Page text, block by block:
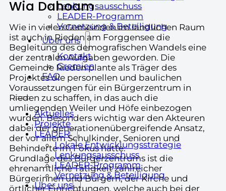
Lenkungsausschuss
LEADER-Programm
Vernetzung & Beteiligung
Über uns
Kontakt
Gremien
FAQ
Aktuelles
Projekte
LEADER
Lokale Entwicklungsstrategie
Lenkungsausschuss
LEADER-Programm
Vernetzung & Beteiligung
Über uns
Wia Dahoam
Wie in vielen Gemeinden im ländlichen Raum
ist auch in Rieden am Forggensee die
Begleitung des demografischen Wandels eine
der zentralen Aufgaben geworden. Die
Gemeinde Rieden plante als Träger des
Projektes die personellen und baulichen
Voraussetzungen für ein Bürgerzentrum in
Rieden zu schaffen, in das auch die
umliegenden Weiler und Höfe einbezogen
wurden. Besonders wichtig war den Akteuren
dabei der generationenübergreifende Ansatz,
der vor allem Schulkinder, Senioren und
Behinderte im Fokus hatte.
Grundlage des Bürgerzentrums ist die
ehrenamtliche Tätigkeit zahlreicher
Bürgerinnen und Bürgern, der Kirche und
örtlicher Einrichtungen, welche auch bei der